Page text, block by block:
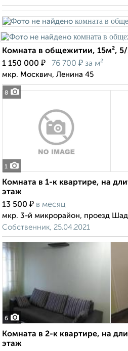
8
Комната в общежитии, 15м²,
1 150 000 ₽ 76 700 ₽ за м²
мкр. Москвич, Ленина 45
1
Комната в 1-к квартире, на
этаж
13 500 ₽ в месяц
мкр. 3-й микрорайон, проезд
Собственник, 25.04.2021
6
Комната в 2-к квартире, на
этаж